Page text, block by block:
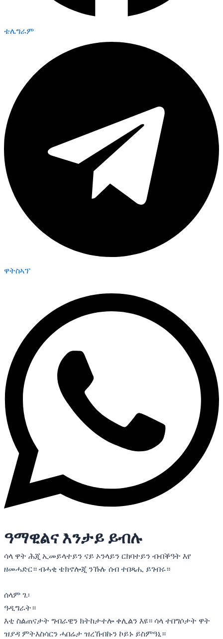
ቴሌግራም
ዋትስኣፕ
ዓማዊልና እንታይ ይብሉ
ሳላ ዋት ሕጂ ኢመይላተይን ናይ ኦንላይን ርክባተይን ብብቕዓት እየ
ዘመሓድር። ብሓቂ ቴክኖሎጂ ንኹሉ ሰብ ተበጻሒ ይገብሩ።
ሰላም ገ.፡
ዓዲግራት።
እቲ ስልጠናታት ግብራዊን ክትከታተሎ ቀሊልን እዩ። ሳላ ተበግሶታት ዋት
ዝያዳ ምትእስሳርን ሓበሬታ ዝረኸብኩን ኮይኑ ይስምዓኒ።